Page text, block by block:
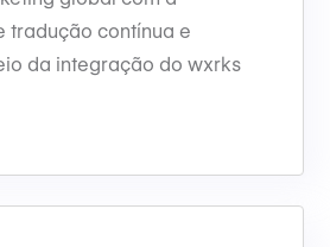
tradução contínua e
da integração do wxrks